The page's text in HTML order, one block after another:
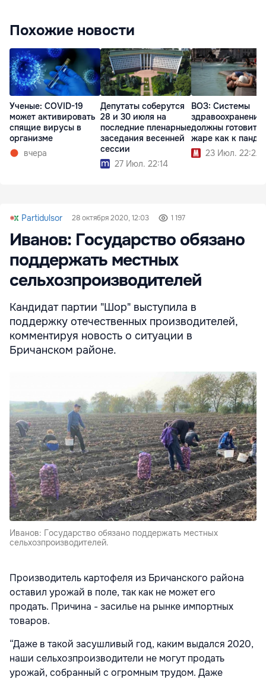
Похожие новости
Ученые: COVID-19
может активировать
спящие вирусы в
организме
вчера
Депутаты соберутся
28 и 30 июля на
последние пленарные
заседания весенней
сессии
27 Июл. 22:14
ВОЗ: Системы
здравоохранения
должны
жаре как к
23 Июл. 22:22
Partidulsor 28 октября 2020, 12:03 1 197
Иванов: Государство обязано
поддержать местных
сельхозпроизводителей
Кандидат партии "Шор" выступила в
поддержку отечественных производителей,
комментируя новость о ситуации в
Бричанском районе.
Иванов: Государство обязано поддержать местных
сельхозпроизводителей.
Производитель картофеля из Бричанского района
оставил урожай в поле, так как не может его
продать. Причина - засилье на рынке импортных
товаров.
“Даже в такой засушливый год, каким выдался 2020,
наши сельхозпроизводители не могут продать
урожай, собранный с огромным трудом. Даже